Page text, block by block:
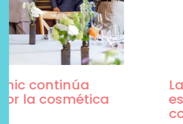
Las caras de la
esteticistas y marcas
cosmética